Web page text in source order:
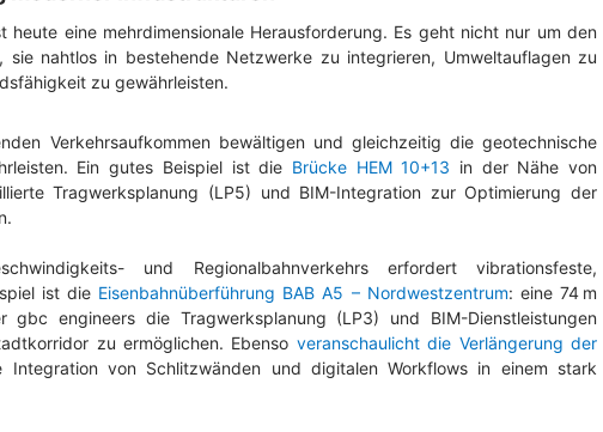
eine mehrdimensionale Herausforderung. Es geht nicht nur um den
sie nahtlos in bestehende Netzwerke zu integrieren, Umweltauflagen zu
zu gewährleisten.
Verkehrsaufkommen bewältigen und gleichzeitig die geotechnische
Ein gutes Beispiel ist die Brücke HEM 10+13 in der Nähe von
Tragwerksplanung (LP5) und BIM-Integration zur Optimierung der
und Regionalbahnverkehrs erfordert vibrationsfeste,
ist die Eisenbahnüberführung BAB A5 – Nordwestzentrum: eine 74 m
engineers die Tragwerksplanung (LP3) und BIM-Dienstleistungen
zu ermöglichen. Ebenso veranschaulicht die Verlängerung der
Integration von Schlitzwänden und digitalen Workflows in einem stark